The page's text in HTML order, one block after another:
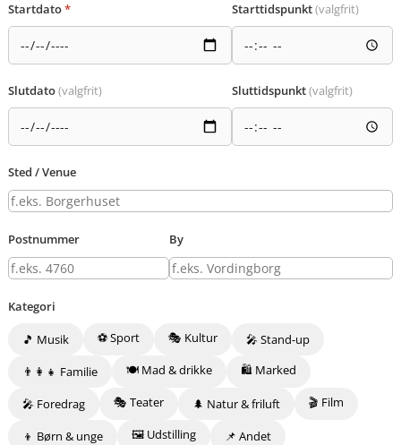
Startdato* Starttidspunkt(valgfrit)
Slutdato(valgfrit) Sluttidspunkt(valgfrit)
Sted / Venue
Postnummer By
Kategori
🎵 Musik ⚽ Sport 🎭 Kultur
🎤 Stand-up
👨‍👩‍👧 Familie
🍽️ Mad & drikke 🛍️ Marked
🎤 Foredrag 🎭 Teater 🌲 Natur & friluft 🎬 Film
👦 Børn & unge 🖼️ Udstilling 📌 Andet